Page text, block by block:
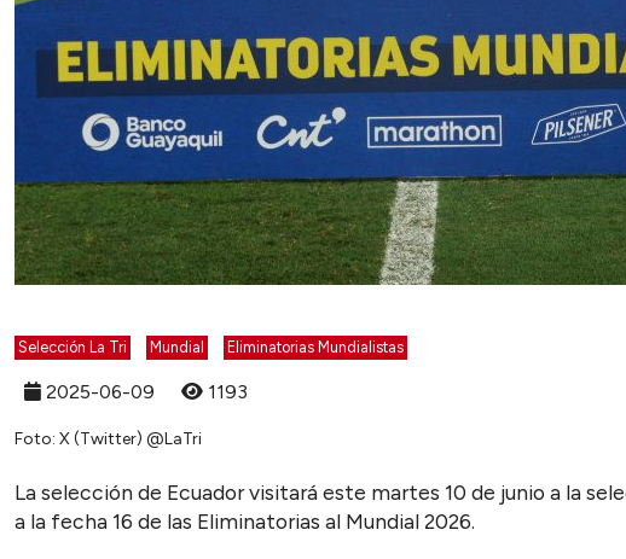
Selección La Tri Mundial Eliminatorias Mundialistas
2025-06-09 1193
Foto: X (Twitter) @LaTri
La selección de Ecuador visitará este martes 10 de junio a la
a la fecha 16 de las Eliminatorias al Mundial 2026.